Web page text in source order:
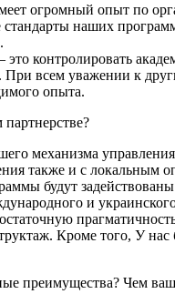
огромный опыт по
стандарты наших
контролировать
При всем уважении к
опыта.
механизма
также и с локальным
будут
и
Кроме того, У нас
преимущества? Чем